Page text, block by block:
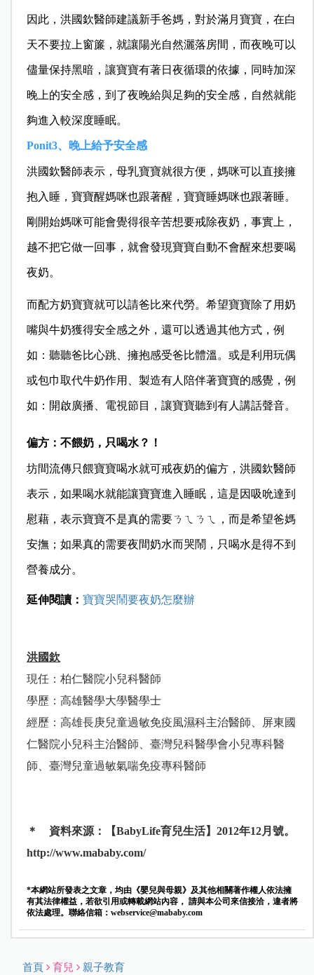
因此，洪國欽醫師建議新手爸媽，對於滿月寶寶，在白
天不要拉上窗簾，就讓陽光自然灑落房間，而夜晚可以
儘量保持黑暗，讓寶寶有著日夜循環的依據，同時加深
晚上的安全感，到了夜晚給與足夠的安全感，自然就能
夠進入較深度睡眠。
Ponit3、晚上給予安全感
洪國欽醫師表示，母乳寶寶就很方便，媽咪可以直接擁
抱入睡，寶寶醒媽咪也跟著醒，寶寶睡媽咪也跟著睡。
剛開始媽咪可能會覺得很辛苦想要戒除夜奶，事實上，
越不把它做一回事，就會發現寶寶自動不會醒來想要喝
夜奶。
而配方奶寶寶就可以請爸比來代勞。希望寶寶除了用奶
嘴與牛奶獲得安全感之外，還可以透過其他方式，例
如：聽聽爸比心跳、擁抱感受爸比體溫。或是利用玩偶
或包巾取代牛奶作用、製造有人陪伴著寶寶的感覺，例
如：開啟廣播、電視節目，讓寶寶聽到有人講話聲音。
偏方：不餵奶，只喝水？！
坊間流傳只餵寶寶喝水就可戒夜奶的偏方，洪國欽醫師
表示，如果喝水就能讓寶寶進入睡眠，這是因吸吮達到
慰藉，表示寶寶不是真的需要ㄋㄟㄋㄟ，而是希望爸媽
安撫；如果真的需要夜間奶水而哭鬧，只喝水是得不到
營養成分。
延伸閱讀： 寶寶哭鬧要夜奶怎麼辦
洪國欽
現任：柏仁醫院小兒科醫師
學歷：高雄醫學大學醫學士
經歷：高雄長庚兒童過敏免疫風濕科主治醫師、
屏東國
仁醫院小兒科主治醫師、 臺灣兒科醫學會小兒專科醫
師、 臺灣兒童過敏氣喘免疫專科醫師
＊ 資料來源：【BabyLife育兒生活】2012年12月號。
http://www.mababy.com/
*本網站所發表之文章，均由《嬰兒與母親》及其他相關著作權人依法擁
有其法律權益，若欲引用或轉載網站內容， 請與本公司來信接洽，違者將
依法處理。聯絡信箱： webservice@mababy.com
首頁 育兒 親子教育